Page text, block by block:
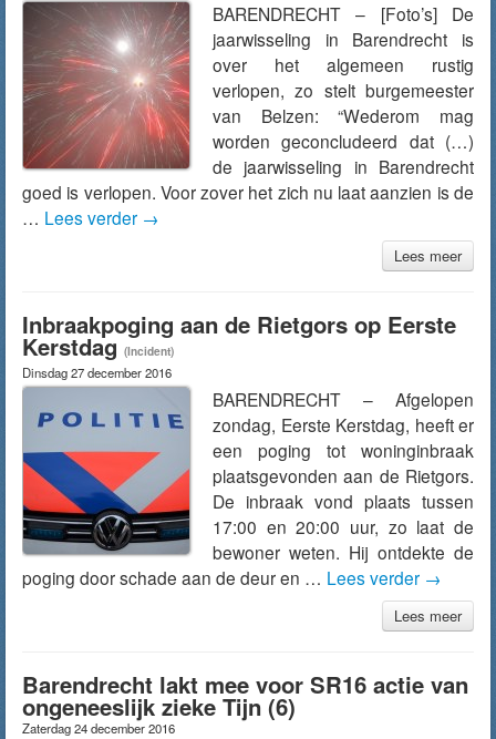
BARENDRECHT – [Foto’s] De
jaarwisseling in Barendrecht is
over het algemeen rustig
verlopen, zo stelt burgemeester
van Belzen: “Wederom mag
worden geconcludeerd dat (…)
de jaarwisseling in Barendrecht
goed is verlopen. Voor zover het zich nu laat aanzien is de
… Lees verder →
Lees meer
Inbraakpoging aan de Rietgors op Eerste
Kerstdag (Incident)
Dinsdag 27 december 2016
BARENDRECHT – Afgelopen
zondag, Eerste Kerstdag, heeft er
een poging tot woninginbraak
plaatsgevonden aan de Rietgors.
De inbraak vond plaats tussen
17:00 en 20:00 uur, zo laat de
bewoner weten. Hij ontdekte de
poging door schade aan de deur en … Lees verder →
Lees meer
Barendrecht lakt mee voor SR16 actie van
ongeneeslijk zieke Tijn (6)
Zaterdag 24 december 2016